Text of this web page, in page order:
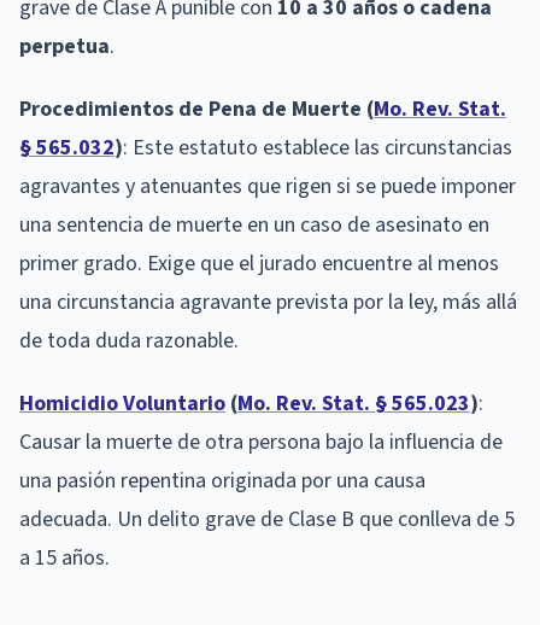
grave de Clase A punible con 10 a 30 años o cadena
perpetua.
Procedimientos de Pena de Muerte (Mo. Rev. Stat.
§ 565.032): Este estatuto establece las circunstancias
agravantes y atenuantes que rigen si se puede imponer
una sentencia de muerte en un caso de asesinato en
primer grado. Exige que el jurado encuentre al menos
una circunstancia agravante prevista por la ley, más allá
de toda duda razonable.
Homicidio Voluntario (Mo. Rev. Stat. § 565.023):
Causar la muerte de otra persona bajo la influencia de
una pasión repentina originada por una causa
adecuada. Un delito grave de Clase B que conlleva de 5
a 15 años.